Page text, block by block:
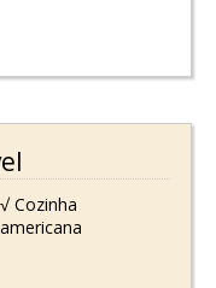
√ Cozinha
americana